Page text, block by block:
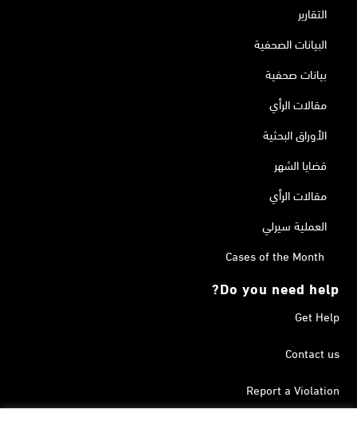
التقارير
البيانات الصحفية
بيانات صحفية
مقالات الرأي
الأوراق البحثية
قضايا الشهر
مقالات الرأي
العملية سيرلي
Cases of the Month
Do you need help?
Get Help
Contact us
Report a Violation